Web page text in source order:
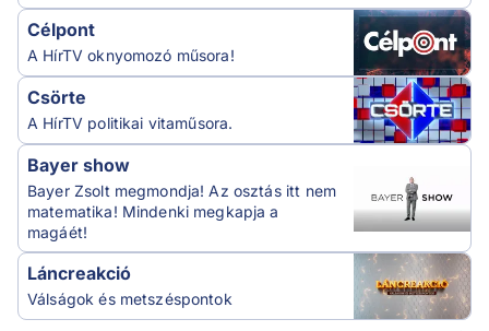
Célpont
A HírTV oknyomozó műsora!
Csörte
A HírTV politikai vitaműsora.
Bayer show
Bayer Zsolt megmondja! Az osztás itt nem
matematika! Mindenki megkapja a
magáét!
Láncreakció
Válságok és metszéspontok